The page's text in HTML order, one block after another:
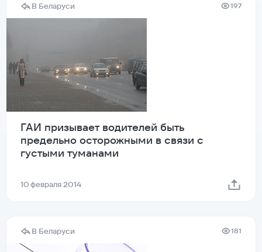
В Беларуси 197
ГАИ призывает водителей быть
предельно осторожными в связи с
густыми туманами
10 февраля 2014
В Беларуси 181